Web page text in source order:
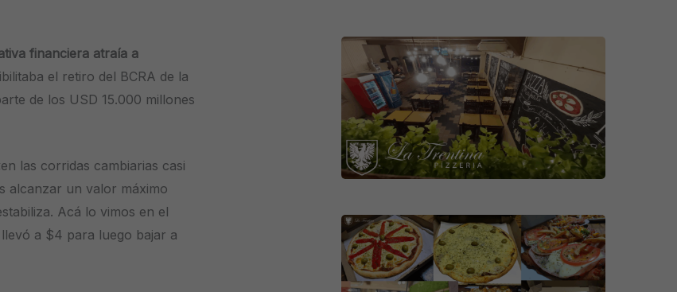
financiera atraía a
el retiro del BCRA de la
de los USD 15.000 millones
las corridas cambiarias casi
alcanzar un valor máximo
Acá lo vimos en el
a $4 para luego bajar a